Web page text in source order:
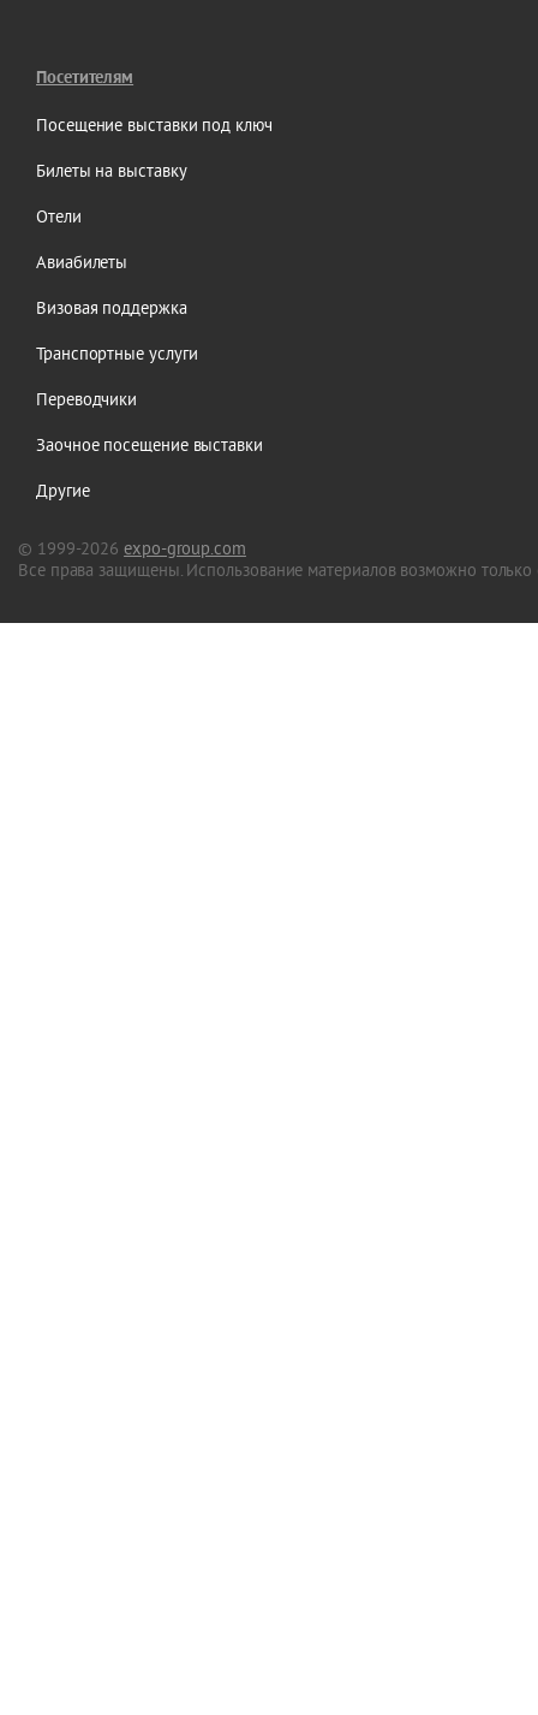
Посетителям
Посещение выставки под ключ
Билеты на выставку
Отели
Авиабилеты
Визовая поддержка
Транспортные услуги
Переводчики
Заочное посещение выставки
Другие
© 1999-2026 expo-group.com
Все права защищены. Использование материалов возможно